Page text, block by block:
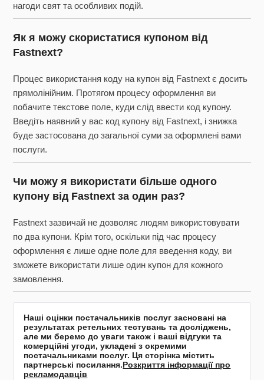
нагоди свят та особливих подій.
Як я можу скористатися купоном від
Fastnext?
Процес використання коду на купон від Fastnext є досить
прямолінійним. Протягом процесу оформлення ви
побачите текстове поле, куди слід ввести код купону.
Введіть наявний у вас код купону від Fastnext, і знижка
буде застосована до загальної суми за оформлені вами
послуги.
Чи можу я використати більше одного
купону від Fastnext за один раз?
Fastnext зазвичай не дозволяє людям використовувати
по два купони. Крім того, оскільки під час процесу
оформлення є лише одне поле для введення коду, ви
зможете використати лише один купон для кожного
замовлення.
Наші оцінки постачальників послуг засновані на
результатах ретельних тестувань та досліджень,
але ми беремо до уваги також і ваші відгуки та
комерційні угоди, укладені з окремими
постачальниками послуг. Ця сторінка містить
партнерські посилання.Розкриття інформації про
рекламодавців